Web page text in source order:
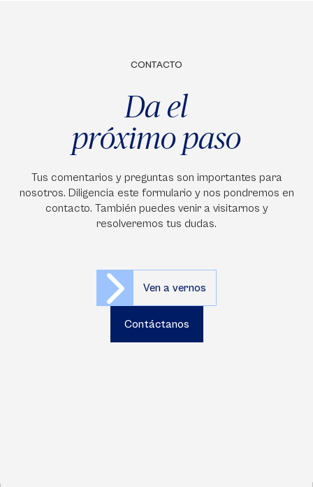
CONTACTO
Da el
próximo paso
Tus comentarios y preguntas son importantes para
nosotros. Diligencia este formulario y nos pondremos en
contacto. También puedes venir a visitarnos y
resolveremos tus dudas.
Ven a vernos
Contáctanos